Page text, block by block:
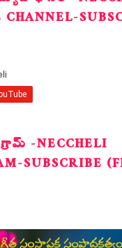
-NECCHELI
SUBSCRIBE